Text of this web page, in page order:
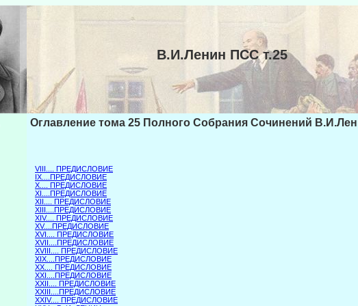
В.И.Ленин ПСС т.25
Оглавление тома 25 Полного Собрания Сочинений
VIII.... ПРЕДИСЛОВИЕ
IX....ПРЕДИСЛОВИЕ
X.... ПРЕДИСЛОВИЕ
XI....ПРЕДИСЛОВИЕ
XII.... ПРЕДИСЛОВИЕ
XIII....ПРЕДИСЛОВИЕ
XIV.... ПРЕДИСЛОВИЕ
XV....ПРЕДИСЛОВИЕ
XVI.... ПРЕДИСЛОВИЕ
XVII....ПРЕДИСЛОВИЕ
XVIII.... ПРЕДИСЛОВИЕ
XIX....ПРЕДИСЛОВИЕ
XX.... ПРЕДИСЛОВИЕ
XXI....ПРЕДИСЛОВИЕ
XXII.... ПРЕДИСЛОВИЕ
XXIII....ПРЕДИСЛОВИЕ
XXIV.... ПРЕДИСЛОВИЕ